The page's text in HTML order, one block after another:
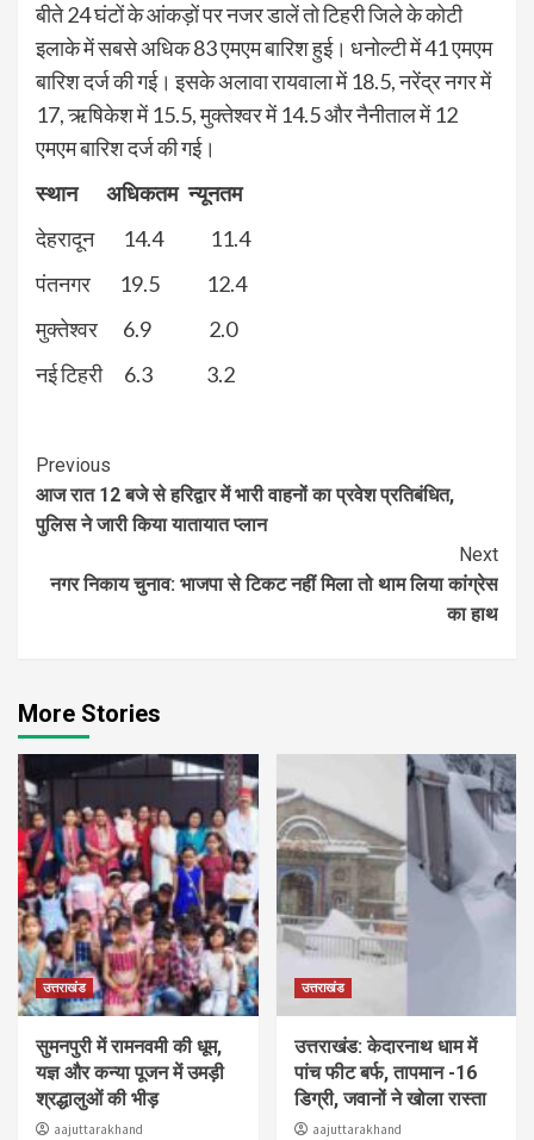
बीते 24 घंटों के आंकड़ों पर नजर डालें तो टिहरी जिले के कोटी
इलाके में सबसे अधिक 83 एमएम बारिश हुई। धनोल्टी में 41 एमएम
बारिश दर्ज की गई। इसके अलावा रायवाला में 18.5, नरेंद्र नगर में
17, ऋषिकेश में 15.5, मुक्तेश्वर में 14.5 और नैनीताल में 12
एमएम बारिश दर्ज की गई।
स्थान अधिकतम न्यूनतम
देहरादून 14.4 11.4
पंतनगर 19.5 12.4
मुक्तेश्वर 6.9 2.0
नई टिहरी 6.3 3.2
Continue
Reading
Previous
आज रात 12 बजे से हरिद्वार में भारी वाहनों का प्रवेश प्रतिबंधित,
पुलिस ने जारी किया यातायात प्लान
Next
नगर निकाय चुनाव: भाजपा से टिकट नहीं मिला तो थाम लिया कांग्रेस
का हाथ
More Stories
उत्तराखंड
सुमनपुरी में रामनवमी की धूम,
यज्ञ और कन्या पूजन में उमड़ी
श्रद्धालुओं की भीड़
aajuttarakhand
उत्तराखंड
उत्तराखंड: केदारनाथ धाम में
पांच फीट बर्फ, तापमान -16
डिग्री, जवानों ने खोला रास्ता
aajuttarakhand